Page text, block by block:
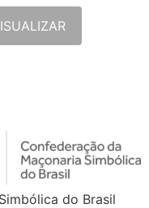
do Brasil